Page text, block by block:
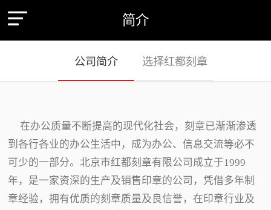
简介
公司简介 选择红都刻章
在办公质量不断提高的现代化社会，刻章已渐渐渗透
到各行各业的办公生活中，成为办公、信息交流等必不
可少的一部分。北京市红都刻章有限公司成立于1999
年，是一家资深的生产及销售印章的公司，凭借多年制
章经验，拥有优质的刻章质量及良信誉，在印章行业及